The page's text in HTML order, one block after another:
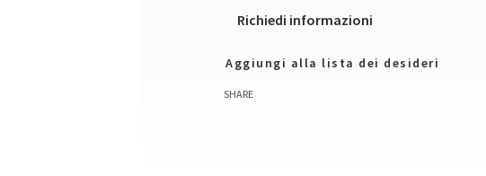
Richiedi informazioni
Aggiungi alla lista dei desideri
SHARE